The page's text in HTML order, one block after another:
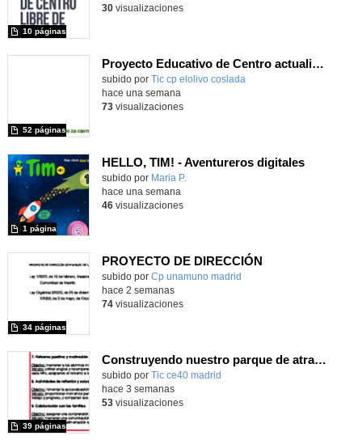
10 páginas
30visualizaciones
Proyecto Educativo de Centro actualizado 2026
subido por Tic cp elolivo coslada
52 páginas
hace una semana
73visualizaciones
HELLO, TIM! - Aventureros digitales
Contenido educativo.
subido por Maria P.
1 página
hace una semana
46visualizaciones
PROYECTO DE DIRECCIÓN
Contenido educativo.
subido por Cp unamuno madrid
34 páginas
hace 2 semanas
74visualizaciones
Construyendo nuestro parque de atracciones
subido por Tic ce40 madrid
39 páginas
hace 3 semanas
53visualizaciones